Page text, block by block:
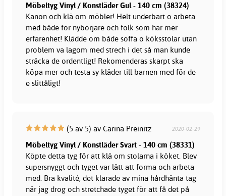
Möbeltyg Vinyl / Konstläder Gul - 140 cm (38324)
Kanon och klä om möbler! Helt underbart o arbeta
med både för nybörjare och folk som har mer
erfarenhet! Klädde om både soffa o köksstolar utan
problem va lagom med strech i det så man kunde
sträcka de ordentligt! Rekomenderas skarpt ska
köpa mer och testa sy kläder till barnen med för de
e slittåligt!
(5 av 5) av Carina Preinitz 2020-02-29
Möbeltyg Vinyl / Konstläder Svart - 140 cm (38331)
Köpte detta tyg för att klä om stolarna i köket. Blev
supersnyggt och tyget var lätt att forma och arbeta
med. Bra kvalité, det klarade av mina hårdhänta tag
när jag drog och stretchade tyget för att få det på